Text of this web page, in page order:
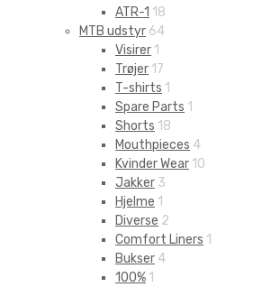
ATR-1 18
MTB udstyr 64
Visirer 1
Trøjer 17
T-shirts 1
Spare Parts 1
Shorts 18
Mouthpieces 4
Kvinder Wear 10
Jakker 3
Hjelme 1
Diverse 2
Comfort Liners 1
Bukser 4
100% 1